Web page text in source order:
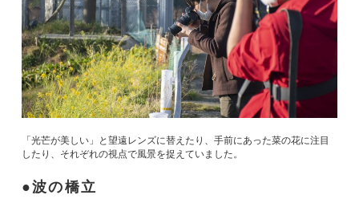
「光芒が美しい」と望遠レンズに替えたり、手前にあった菜の花に注目
したり、それぞれの視点で風景を捉えていました。
波の橋立